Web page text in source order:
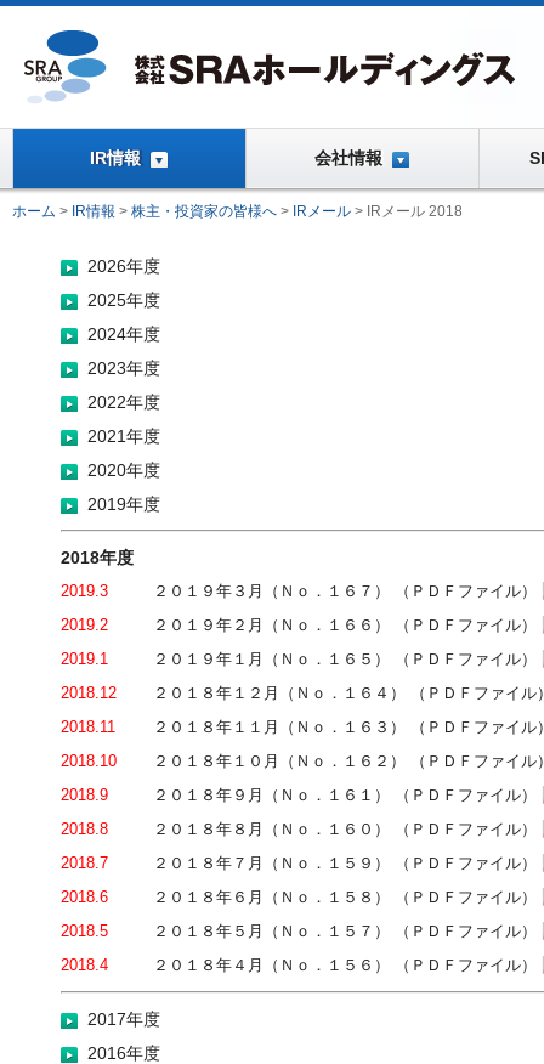
IR情報 会社情報
ホーム > IR情報 > 株主・投資家の皆様へ > IRメール > IRメール 2018
2026年度
2025年度
2024年度
2023年度
2022年度
2021年度
2020年度
2019年度
2018年度
2019.3
２０１９年３月（Ｎｏ．１６７） （ＰＤＦファイル）
2019.2
２０１９年２月（Ｎｏ．１６６） （ＰＤＦファイル）
2019.1
２０１９年１月（Ｎｏ．１６５） （ＰＤＦファイル）
2018.12
２０１８年１２月（Ｎｏ．１６４） （ＰＤＦファイル
2018.11
２０１８年１１月（Ｎｏ．１６３） （ＰＤＦファイル
2018.10
２０１８年１０月（Ｎｏ．１６２） （ＰＤＦファイル
2018.9
２０１８年９月（Ｎｏ．１６１） （ＰＤＦファイル）
2018.8
２０１８年８月（Ｎｏ．１６０） （ＰＤＦファイル）
2018.7
２０１８年７月（Ｎｏ．１５９） （ＰＤＦファイル）
2018.6
２０１８年６月（Ｎｏ．１５８） （ＰＤＦファイル）
2018.5
２０１８年５月（Ｎｏ．１５７） （ＰＤＦファイル）
2018.4
２０１８年４月（Ｎｏ．１５６） （ＰＤＦファイル）
2017年度
2016年度